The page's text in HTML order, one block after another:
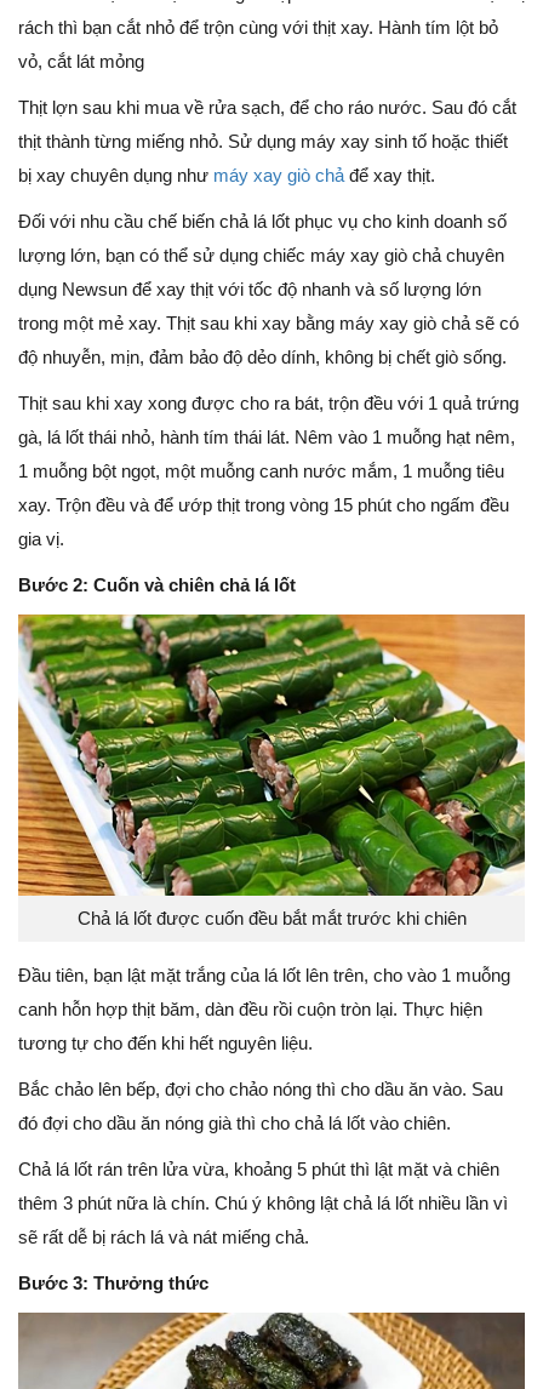
rách thì bạn cắt nhỏ để trộn cùng với thịt xay. Hành tím lột bỏ
vỏ, cắt lát mỏng
Thịt lợn sau khi mua về rửa sạch, để cho ráo nước. Sau đó cắt
thịt thành từng miếng nhỏ. Sử dụng máy xay sinh tố hoặc thiết
bị xay chuyên dụng như máy xay giò chả để xay thịt.
Đối với nhu cầu chế biến chả lá lốt phục vụ cho kinh doanh số
lượng lớn, bạn có thể sử dụng chiếc máy xay giò chả chuyên
dụng Newsun để xay thịt với tốc độ nhanh và số lượng lớn
trong một mẻ xay. Thịt sau khi xay bằng máy xay giò chả sẽ có
độ nhuyễn, mịn, đảm bảo độ dẻo dính, không bị chết giò sống.
Thịt sau khi xay xong được cho ra bát, trộn đều với 1 quả trứng
gà, lá lốt thái nhỏ, hành tím thái lát. Nêm vào 1 muỗng hạt nêm,
1 muỗng bột ngọt, một muỗng canh nước mắm, 1 muỗng tiêu
xay. Trộn đều và để ướp thịt trong vòng 15 phút cho ngấm đều
gia vị.
Bước 2: Cuốn và chiên chả lá lốt
Chả lá lốt được cuốn đều bắt mắt trước khi chiên
Đầu tiên, bạn lật mặt trắng của lá lốt lên trên, cho vào 1 muỗng
canh hỗn hợp thịt băm, dàn đều rồi cuộn tròn lại. Thực hiện
tương tự cho đến khi hết nguyên liệu.
Bắc chảo lên bếp, đợi cho chảo nóng thì cho dầu ăn vào. Sau
đó đợi cho dầu ăn nóng già thì cho chả lá lốt vào chiên.
Chả lá lốt rán trên lửa vừa, khoảng 5 phút thì lật mặt và chiên
thêm 3 phút nữa là chín. Chú ý không lật chả lá lốt nhiều lần vì
sẽ rất dễ bị rách lá và nát miếng chả.
Bước 3: Thưởng thức